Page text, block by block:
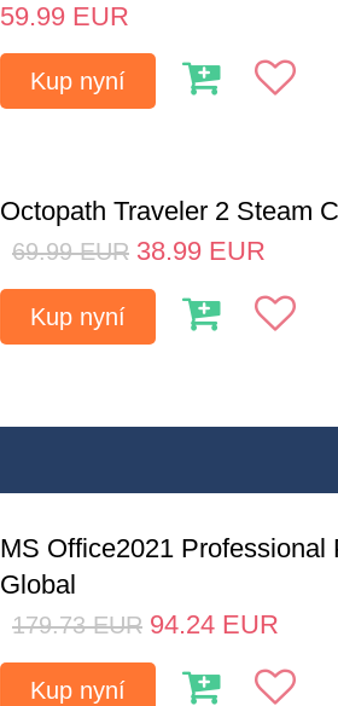
59.99 EUR
Kup nyní
Octopath Traveler 2 Steam
69.99 EUR 38.99 EUR
Kup nyní
MS Office2021 Professional
Global
179.73 EUR 94.24 EUR
Kup nyní